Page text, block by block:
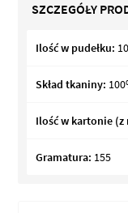
SZCZEGÓŁY
Ilość w pudełku:
Skład tkaniny:
Ilość w kartonie
Gramatura: 155